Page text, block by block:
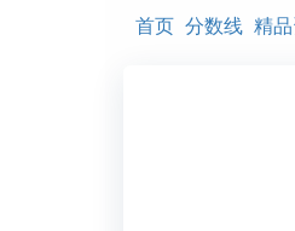
首页 分数线 精